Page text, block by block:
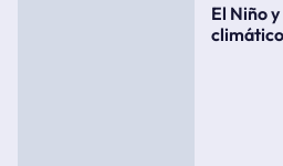
El Niño